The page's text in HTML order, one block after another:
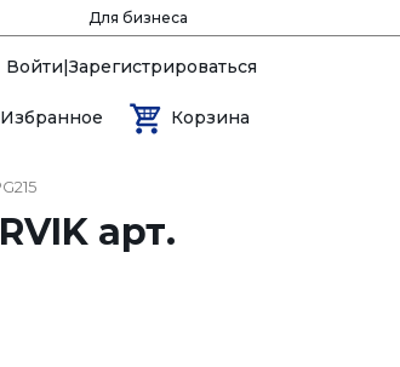
Для бизнеса
Войти|Зарегистрироваться
Избранное Корзина
арт.